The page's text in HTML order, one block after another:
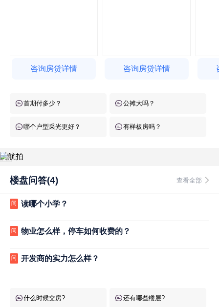
咨询房贷详情 咨询房贷详情
首期付多少？ 公摊大吗？
哪个户型采光更好？ 有样板房吗？
楼盘问答(4) 查看全部
问 读哪个小学？
问 物业怎么样，停车如何收费的？
问 开发商的实力怎么样？
什么时候交房? 还有哪些楼层?